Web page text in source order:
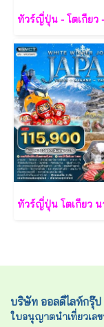
บริษัท ออลดีไลท์กรุ๊ป
ใบอนุญาตนำเที่ยวเล